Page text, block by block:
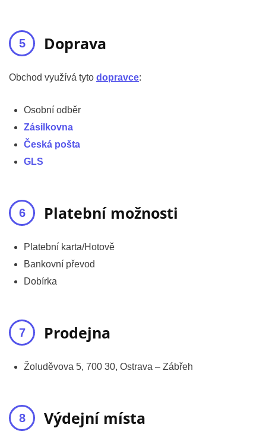
Doprava
Obchod využívá tyto dopravce:
Osobní odběr
Zásilkovna
Česká pošta
GLS
Platební možnosti
Platební karta/Hotově
Bankovní převod
Dobírka
Prodejna
Žoluděvova 5, 700 30, Ostrava – Zábřeh
Výdejní místa